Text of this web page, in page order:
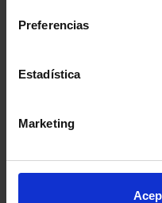
Preferencias
Estadística
Marketing